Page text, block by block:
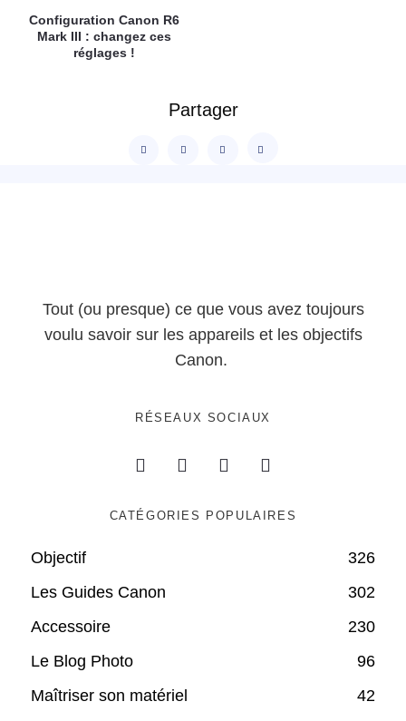
Configuration Canon R6
Mark III : changez ces
réglages !
Partager
Tout (ou presque) ce que vous avez toujours
voulu savoir sur les appareils et les objectifs
Canon.
RÉSEAUX SOCIAUX
CATÉGORIES POPULAIRES
Objectif
326
Les Guides Canon
302
Accessoire
230
Le Blog Photo
96
Maîtriser son matériel
42